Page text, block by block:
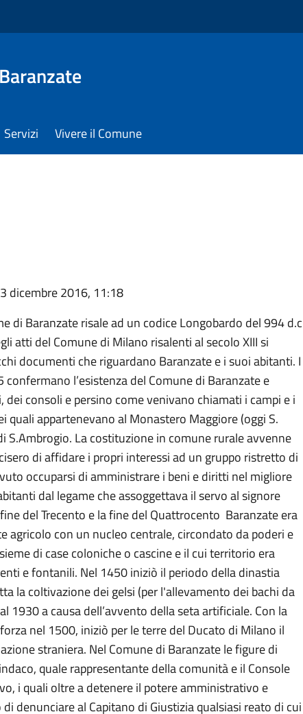
Servizi Vivere il Comune
dicembre 2016, 11:18
di Baranzate risale ad un codice Longobardo del 994 d.c
atti del Comune di Milano risalenti al secolo XIII si
documenti che riguardano Baranzate e i suoi abitanti. I
l’esistenza del Comune di Baranzate e
consoli e persino come venivano chiamati i campi e i
quali appartenevano al Monastero Maggiore (oggi S.
S.Ambrogio. La costituzione in comune rurale avvenne
di affidare i propri interessi ad un gruppo ristretto di
occuparsi di amministrare i beni e diritti nel migliore
dal legame che assoggettava il servo al signore
del Trecento e la fine del Quattrocento Baranzate era
agricolo con un nucleo centrale, circondato da poderi e
di case coloniche o cascine e il cui territorio era
e fontanili. Nel 1450 iniziò il periodo della dinastia
la coltivazione dei gelsi (per l'allevamento dei bachi da
1930 a causa dell’avvento della seta artificiale. Con la
nel 1500, iniziò per le terre del Ducato di Milano il
straniera. Nel Comune di Baranzate le figure di
quale rappresentante della comunità e il Console
i quali oltre a detenere il potere amministrativo e
denunciare al Capitano di Giustizia qualsiasi reato di cui